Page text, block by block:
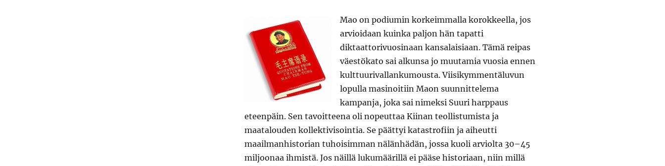
Mao on podiumin korkeimmalla korokkeella, jos
arvioidaan kuinka paljon hän tapatti
diktaattorivuosinaan kansalaisiaan. Tämä reipas
väestökato sai alkunsa jo muutamia vuosia ennen
kulttuurivallankumousta. Viisikymmentäluvun
lopulla masinoitiin Maon suunnittelema
kampanja, joka sai nimeksi Suuri harppaus
eteenpäin. Sen tavoitteena oli nopeuttaa Kiinan teollistumista ja
maatalouden kollektivisointia. Se päättyi katastrofiin ja aiheutti
maailmanhistorian tuhoisimman nälänhädän, jossa kuoli arviolta 30–45
miljoonaa ihmistä. Jos näillä lukumäärillä ei pääse historiaan, niin millä